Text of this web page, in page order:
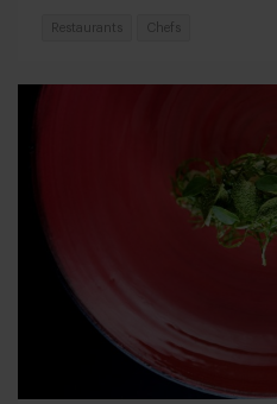
Restaurants Chefs